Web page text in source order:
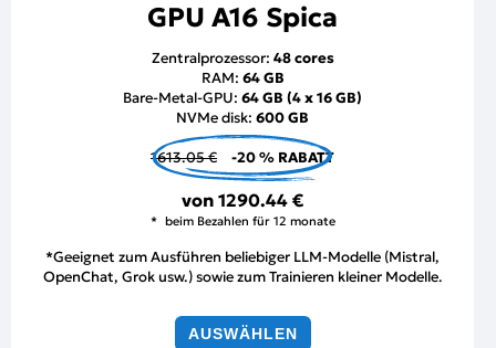
GPU A16 Spica
Zentralprozessor: 48 cores
RAM: 64 GB
Bare-Metal-GPU: 64 GB (4 x 16 GB)
NVMe disk: 600 GB
1613.05 € -20 % RABATT
von 1290.44 €
beim Bezahlen für 12 monate
*Geeignet zum Ausführen beliebiger LLM-Modelle (Mistral,
OpenChat, Grok usw.) sowie zum Trainieren kleiner Modelle.
AUSWÄHLEN